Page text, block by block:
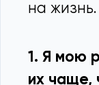
на жизнь.
1. Я мою
их чаще,